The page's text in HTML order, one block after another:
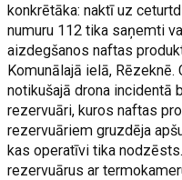
konkrētāka: naktī uz
numuru 112 tika saņemti
aizdegšanos naftas
Komunālajā ielā,
notikušajā drona incidentā
rezervuāri, kuros naftas
rezervuāriem gruzdēja
kas operatīvi tika
rezervuārus ar